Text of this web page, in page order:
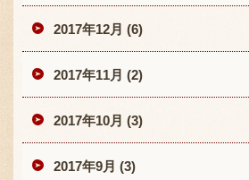
2017年12月 (6)
2017年11月 (2)
2017年10月 (3)
2017年9月 (3)